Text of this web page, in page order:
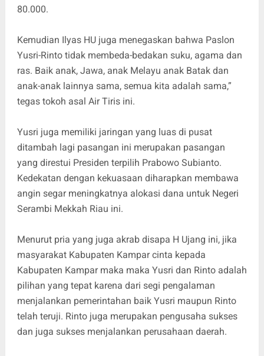
80.000.
Kemudian Ilyas HU juga menegaskan bahwa Paslon
Yusri-Rinto tidak membeda-bedakan suku, agama dan
ras. Baik anak, Jawa, anak Melayu anak Batak dan
anak-anak lainnya sama, semua kita adalah sama,”
tegas tokoh asal Air Tiris ini.
Yusri juga memiliki jaringan yang luas di pusat
ditambah lagi pasangan ini merupakan pasangan
yang direstui Presiden terpilih Prabowo Subianto.
Kedekatan dengan kekuasaan diharapkan membawa
angin segar meningkatnya alokasi dana untuk Negeri
Serambi Mekkah Riau ini.
Menurut pria yang juga akrab disapa H Ujang ini, jika
masyarakat Kabupaten Kampar cinta kepada
Kabupaten Kampar maka maka Yusri dan Rinto adalah
pilihan yang tepat karena dari segi pengalaman
menjalankan pemerintahan baik Yusri maupun Rinto
telah teruji. Rinto juga merupakan pengusaha sukses
dan juga sukses menjalankan perusahaan daerah.